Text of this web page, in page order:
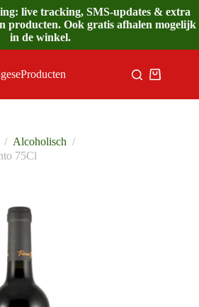
live tracking, SMS-updates & extra
producten. Ook gratis afhalen mogelijk
in de winkel.
/ Alcoholisch /
75Cl